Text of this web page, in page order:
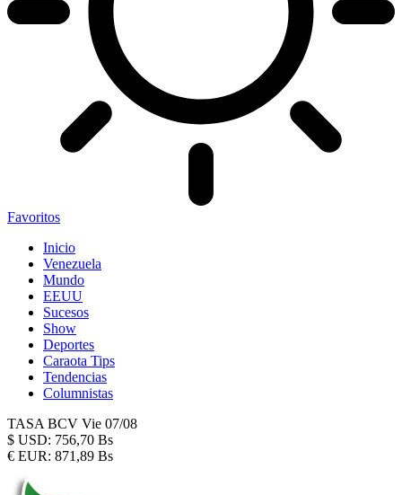
Favoritos
Inicio
Venezuela
Mundo
EEUU
Sucesos
Show
Deportes
Caraota Tips
Tendencias
Columnistas
TASA BCV Vie 07/08
$ USD: 756,70 Bs
€ EUR: 871,89 Bs